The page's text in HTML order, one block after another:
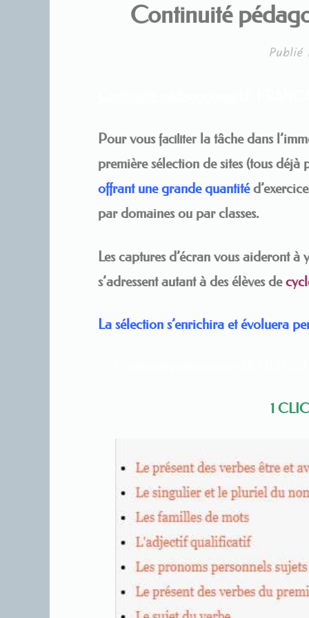
Continuité
Publié
Pour vousfaciliter la tâche dans
premièresélection de sites (tous déjà
offrant une grande quantité
par domaines ou par classes.
Les captures d’écran vous aideront à
s’adressent autant à des élèves de
La sélection s’enrichira et évoluera
1